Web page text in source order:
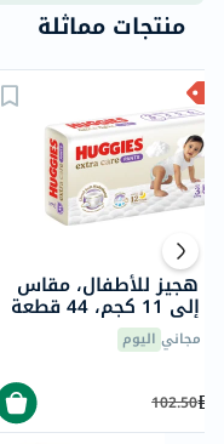
منتجات مماثلة
هجيز للأطفال، مقاس
مجاني اليوم
102.50